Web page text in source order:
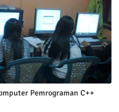
Pemrograman C++